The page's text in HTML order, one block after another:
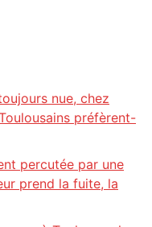
nue, chez
préfèrent-
percutée par une
prend la fuite, la